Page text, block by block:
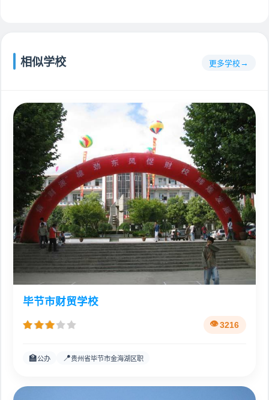
相似学校 更多学校
毕节市财贸学校
3216
🏫公办 📍贵州省毕节市金海湖区职